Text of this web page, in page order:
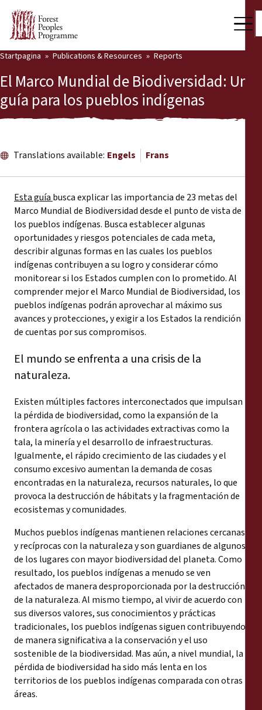
Who we are
Press Room
Support Us
Our Work
Community Voices
Partners & Countries
Publications & Resources
Publications & Resources
News
Reports
Press Releases
Training Materials
Briefing Papers
Legal Submissions
Declarations
Annual Reports
Startpagina Publications & Resources Reports
El Marco Mundial de Biodiversidad: Una
guía para los pueblos indígenas
Translations available: Engels Frans
Esta guía busca explicar las importancia de 23 metas del
Marco Mundial de Biodiversidad desde el punto de vista de
los pueblos indígenas. Busca establecer algunas
oportunidades y riesgos potenciales de cada meta,
describir algunas formas en las cuales los pueblos
indígenas contribuyen a su logro y considerar cómo
monitorear si los Estados cumplen con lo prometido. Al
comprender mejor el Marco Mundial de Biodiversidad, los
pueblos indígenas podrán aprovechar al máximo sus
avances y protecciones, y exigir a los Estados la rendición
de cuentas por sus compromisos.
El mundo se enfrenta a una crisis de la
naturaleza.
Existen múltiples factores interconectados que impulsan
la pérdida de biodiversidad, como la expansión de la
frontera agrícola o las actividades extractivas como la
tala, la minería y el desarrollo de infraestructuras.
Igualmente, el rápido crecimiento de las ciudades y el
consumo excesivo aumentan la demanda de cosas
encontradas en la naturaleza, recursos naturales, lo que
provoca la destrucción de hábitats y la fragmentación de
ecosistemas y comunidades.
Muchos pueblos indígenas mantienen relaciones cercanas
y recíprocas con la naturaleza y son guardianes de algunos
de los lugares con mayor biodiversidad del planeta. Como
resultado, los pueblos indígenas a menudo se ven
afectados de manera desproporcionada por la destrucción
de la naturaleza. Al mismo tiempo, al vivir de acuerdo con
sus diversos valores, sus conocimientos y prácticas
tradicionales, los pueblos indígenas siguen contribuyendo
de manera significativa a la conservación y el uso
sostenible de la biodiversidad. Mas aún, a nivel mundial, la
pérdida de biodiversidad ha sido más lenta en los
territorios de los pueblos indígenas comparada con otras
áreas.